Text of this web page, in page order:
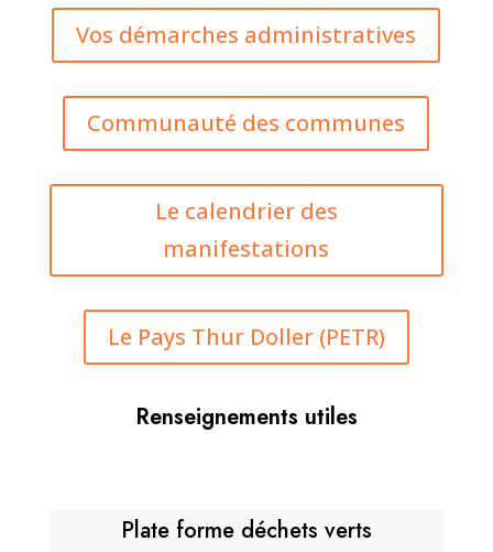
Vos démarches administratives
Communauté des communes
Le calendrier des
manifestations
Le Pays Thur Doller (PETR)
Renseignements utiles
Plate forme déchets verts